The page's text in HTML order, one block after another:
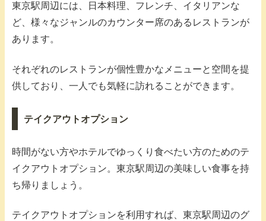
東京駅周辺には、日本料理、フレンチ、イタリアンな
ど、様々なジャンルのカウンター席のあるレストランが
あります。
それぞれのレストランが個性豊かなメニューと空間を提
供しており、一人でも気軽に訪れることができます。
テイクアウトオプション
時間がない方やホテルでゆっくり食べたい方のためのテ
イクアウトオプション。東京駅周辺の美味しい食事を持
ち帰りましょう。
テイクアウトオプションを利用すれば、東京駅周辺のグ